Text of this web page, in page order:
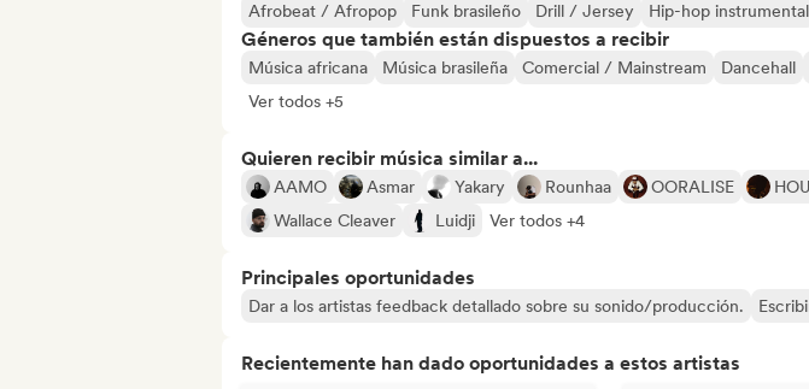
Afrobeat / Afropop Funk brasileño Drill / Jersey Hip-hop instrumental
Géneros que también están dispuestos a recibir
Música africana Música brasileña Comercial / Mainstream Dancehall
Ver todos +5
Quieren recibir música similar a...
AAMO Asmar Yakary Rounhaa OORALISE
Wallace Cleaver
Luidji Ver todos +4
Principales oportunidades
Dar a los artistas feedback detallado sobre su sonido/producción.
Recientemente han dado oportunidades a estos artistas